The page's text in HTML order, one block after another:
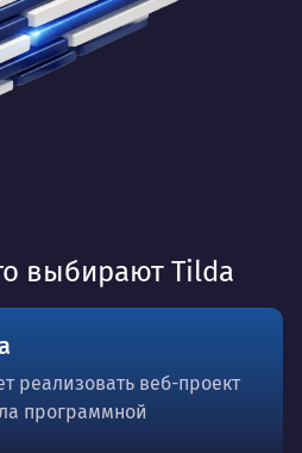
выбирают Tilda
реализовать веб-проект
программной